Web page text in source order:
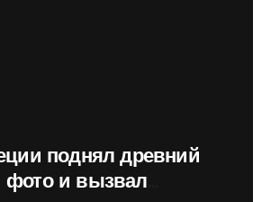
поднял древний
фото и вызвал